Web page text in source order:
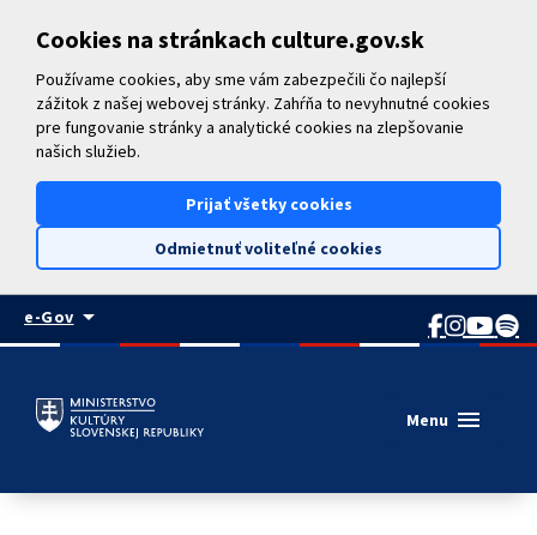
Cookies na stránkach culture.gov.sk
Používame cookies, aby sme vám zabezpečili čo najlepší
zážitok z našej webovej stránky. Zahŕňa to nevyhnutné cookies
pre fungovanie stránky a analytické cookies na zlepšovanie
našich služieb.
Prijať všetky cookies
Odmietnuť voliteľné cookies
e-Govarrow_drop_down
Menu menu